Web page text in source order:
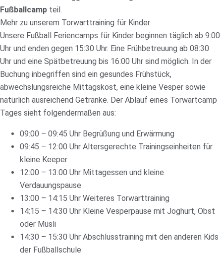
Fußballcamp teil.
Mehr zu unserem Torwarttraining für Kinder
Unsere Fußball Feriencamps für Kinder beginnen täglich ab 9:00
Uhr und enden gegen 15:30 Uhr. Eine Frühbetreuung ab 08:30
Uhr und eine Spätbetreuung bis 16:00 Uhr sind möglich. In der
Buchung inbegriffen sind ein gesundes Frühstück,
abwechslungsreiche Mittagskost, eine kleine Vesper sowie
natürlich ausreichend Getränke. Der Ablauf eines Torwartcamp
Tages sieht folgendermaßen aus:
09:00 – 09:45 Uhr Begrüßung und Erwärmung
09:45 – 12:00 Uhr Altersgerechte Trainingseinheiten für
kleine Keeper
12:00 – 13:00 Uhr Mittagessen und kleine
Verdauungspause
13:00 – 14:15 Uhr Weiteres Torwarttraining
14:15 – 14:30 Uhr Kleine Vesperpause mit Joghurt, Obst
oder Müsli
14:30 – 15:30 Uhr Abschlusstraining mit den anderen Kids
der Fußballschule